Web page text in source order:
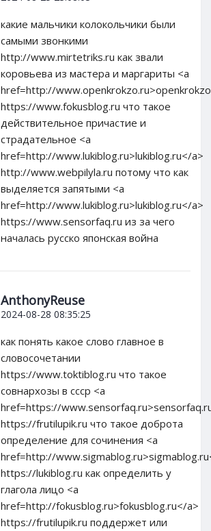
какие мальчики колокольчики были
самыми звонкими
http://www.mirtetriks.ru как звали
коровьева из мастера и маргариты <a
href=http://
https://www.fokusblog.ru что такое
действительное причастие и
страдательное <a
href=http://www.lukiblog.ru>lukiblog.ru</a>
http://www.webpilyla.ru потому что как
выделяется запятыми <a
href=http://www.lukiblog.ru>lukiblog.ru</a>
https://www.sensorfaq.ru из за чего
началась русско японская война
AnthonyReuse
2024-08-28 08:35:25
как понять какое слово главное в
словосочетании
https://www.toktiblog.ru что такое
совнархозы в ссср <a
href=https://
https://frutilupik.ru что такое доброта
определение для сочинения <a
href=http://
https://lukiblog.ru как определить у
глагола лицо <a
href=http://fokusblog.ru>fokusblog.ru</a>
https://frutilupik.ru поддержет или